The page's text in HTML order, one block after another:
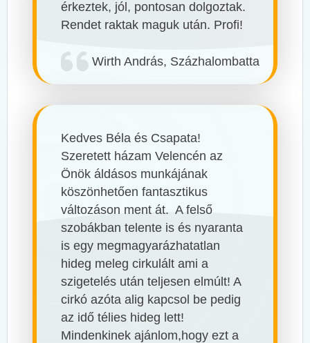
érkeztek, jól, pontosan dolgoztak.
Rendet raktak maguk után. Profi!
Wirth András, Százhalombatta
Kedves Béla és Csapata!
Szeretett házam Velencén az
Önök áldásos munkájának
köszönhetően fantasztikus
változáson ment át. A felső
szobákban telente is és nyaranta
is egy megmagyarázhatatlan
hideg meleg cirkulált ami a
szigetelés után teljesen elmúlt! A
cirkó azóta alig kapcsol be pedig
az idő télies hideg lett!
Mindenkinek ajánlom,hogy ezt a